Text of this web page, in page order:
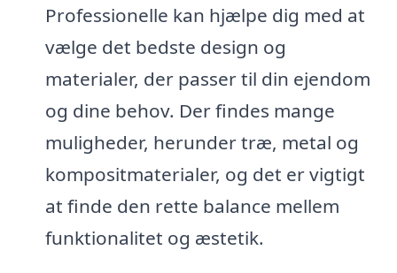
Professionelle kan hjælpe dig med at
vælge det bedste design og
materialer, der passer til din ejendom
og dine behov. Der findes mange
muligheder, herunder træ, metal og
kompositmaterialer, og det er vigtigt
at finde den rette balance mellem
funktionalitet og æstetik.